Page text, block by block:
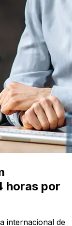
horas por
internacional de